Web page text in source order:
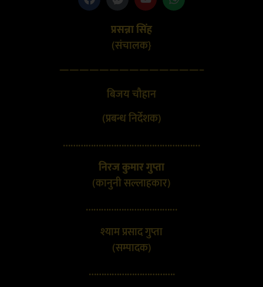
प्रसन्ना सिंह
(संचालक}
——————————————–
बिजय चौहान
(प्रबन्ध निर्देशक)
………………………………………………
निरज कुमार गुप्ता
(कानुनी सल्लाहकार)
………………………………
श्याम प्रसाद गुप्ता
(सम्पादक)
…………………………….